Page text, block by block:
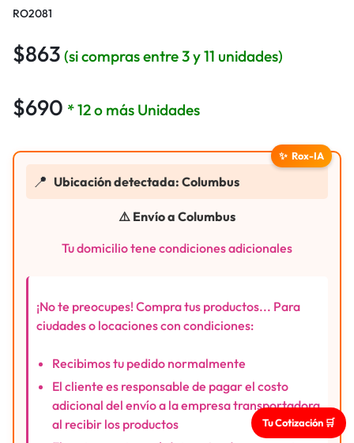
RO2081
$863 (si compras entre 3 y 11 unidades)
$690 * 12 o más Unidades
✨ Rox-IA
📍 Ubicación detectada: Columbus
⚠️ Envío a Columbus
Tu domicilio tene condiciones adicionales
¡No te preocupes! Compra tus productos... Para
ciudades o locaciones con condiciones:
Recibimos tu pedido normalmente
El cliente es responsable de pagar el costo
adicional del envío a la empresa transportadora
al recibir los productos
Tu Cotización 🛒